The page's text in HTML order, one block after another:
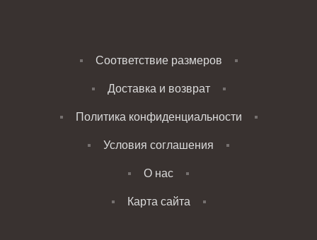
Соответствие размеров
Доставка и возврат
Политика конфиденциальности
Условия соглашения
О нас
Карта сайта